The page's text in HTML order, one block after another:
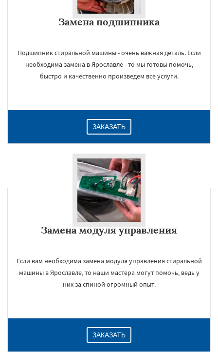
Замена подшипника
Подшипник стиральной машины - очень важная деталь. Если
необходима замена в Ярославле - то мы готовы помочь,
быстро и качественно произведем все услуги.
ЗАКАЗАТЬ
Замена модуля управления
Если вам необходима замена модуля управления стиральной
машины в Ярославле, то наши мастера могут помочь, ведь у
них за спиной огромный опыт.
ЗАКАЗАТЬ
Даю согласие на обработку персональных данных